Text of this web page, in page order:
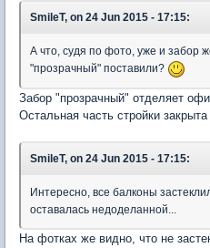
SmileT, on 24 Jun 2015 - 17:15:
А что, судя по фото, уже и забор
"прозрачный" поставили?
Забор "прозрачный" отделяет
Остальная часть стройки
SmileT, on 24 Jun 2015 - 17:15:
Интересно, все балконы
оставалась недоделанной...
На фотках же видно, что не